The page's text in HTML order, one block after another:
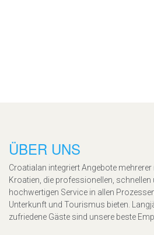
ÜBER UNS
Croatialan integriert Angebote
Kroatien, die professionellen, schnellen
hochwertigen Service in allen
Unterkunft und Tourismus bieten.
zufriedene Gäste sind unsere beste